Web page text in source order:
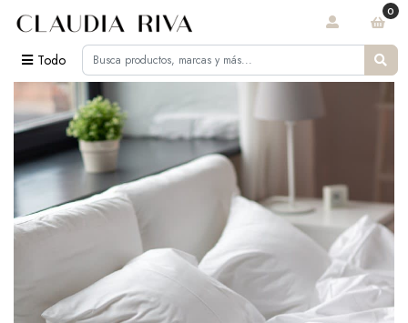
Todo
0